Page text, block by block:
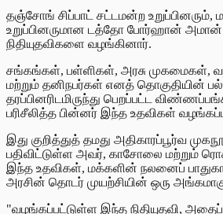
தஞ்சோங் சிப்பாட் சட்டமன்ற உறுப்பினரும்,
உறுப்பினருமான டத்தோ போர்ஹான்
நிதியுதவிகளை வழங்கினார்.
சங்கங்கள், பள்ளிகள், அரசு முகமைகள்,
மற்றும் தனிநபர்கள் எனத் தொகுதியின்
தரப்பினரிடமிருந்து பெறப்பட்ட
பரிசீலித்த பின்னர் இந்த உதவிகள்
இது குறித்துத் தமது அதிகாரப்பூர்வ
பதிவிட்டுள்ள அவர், காசோலை மற்றும்
இந்த உதவிகள், மக்களின் நலனைப்
அரசின் தொடர் முயற்சியின் ஒரு
"வழங்கப்பட்டுள்ள இந்த நிதியுதவி,